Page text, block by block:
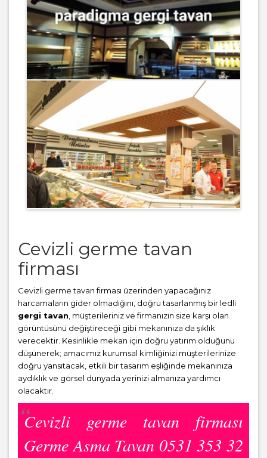
Cevizli germe tavan
firması
Cevizli germe tavan firması üzerinden yapacağınız
harcamaların gider olmadığını, doğru tasarlanmış bir ledli
gergi tavan , müşterileriniz ve firmanızın size karşı olan
görüntüsünü değiştireceği gibi mekanınıza da şıklık
verecektir. Kesinlikle mekan için doğru yatırım olduğunu
düşünerek; amacımız kurumsal kimliğinizi müşterilerinize
doğru yansıtacak, etkili bir tasarım eşliğinde mekanınıza
aydıklık ve görsel dünyada yerinizi almanıza yardımcı
olacaktır.
Cevizli germe tavan firması
Germe Asma Tavan 0531 353 32